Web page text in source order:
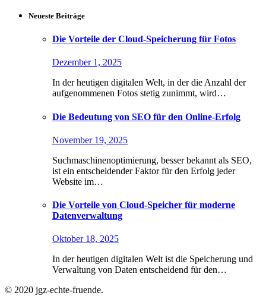
Neueste Beiträge
Die Vorteile der Cloud-Speicherung für Fotos
Dezember 1, 2025
In der heutigen digitalen Welt, in der die Anzahl der
aufgenommenen Fotos stetig zunimmt, wird…
Die Bedeutung von SEO für den Online-Erfolg
November 19, 2025
Suchmaschinenoptimierung, besser bekannt als SEO,
ist ein entscheidender Faktor für den Erfolg jeder
Website im…
Die Vorteile von Cloud-Speicher für moderne
Datenverwaltung
Oktober 18, 2025
In der heutigen digitalen Welt ist die Speicherung und
Verwaltung von Daten entscheidend für den…
© 2020 jgz-echte-fruende.